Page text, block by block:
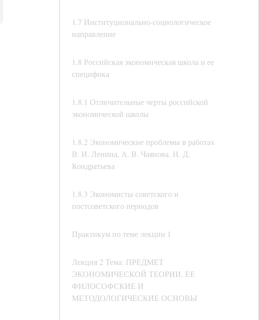
1.7 Институционально-социологическое
направление
1.8 Российская экономическая школа и ее
специфика
1.8.1 Отличительные черты российской
экономической школы
1.8.2 Экономические проблемы в работах
В. И. Ленина, А. В. Чаянова, Н. Д.
Кондратьева
1.8.3 Экономисты советского и
постсоветского периодов
Практикум по теме лекции 1
Лекция 2 Тема: ПРЕДМЕТ
ЭКОНОМИЧЕСКОЙ ТЕОРИИ, ЕЕ
ФИЛОСОФСКИЕ И
МЕТОДОЛОГИЧЕСКИЕ ОСНОВЫ